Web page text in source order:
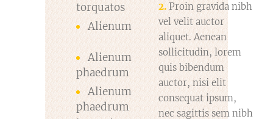
torquatos
Alienum
Alienum
phaedrum
Alienum
phaedrum
2.Proin gravida nibh
vel velit auctor
aliquet. Aenean
sollicitudin, lorem
quis bibendum
auctor, nisi elit
consequat ipsum,
nec sagittis sem nibh